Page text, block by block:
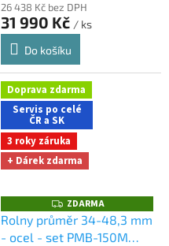
26 438 Kč bez DPH
31 990 Kč / ks
Do košíku
Doprava zdarma
Servis po celé
ČR a SK
3 roky záruka
+ Dárek zdarma
Z
D
A
R
ZDARMA
Rolny průměr 34-48,3 mm
- ocel - set PMB-150M